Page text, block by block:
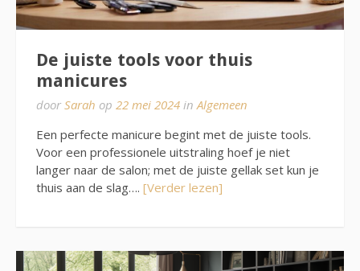
De juiste tools voor thuis
manicures
door Sarah op 22 mei 2024 inAlgemeen
Een perfecte manicure begint met de juiste tools.
Voor een professionele uitstraling hoef je niet
langer naar de salon; met de juiste gellak set kun je
thuis aan de slag…. [Verder lezen]